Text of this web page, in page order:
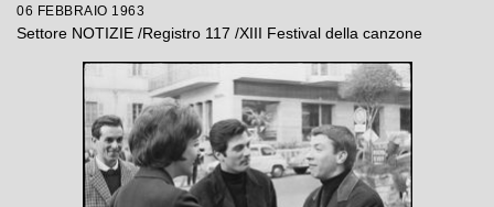
06 FEBBRAIO 1963
Settore NOTIZIE /Registro 117 /XIII Festival della canzone